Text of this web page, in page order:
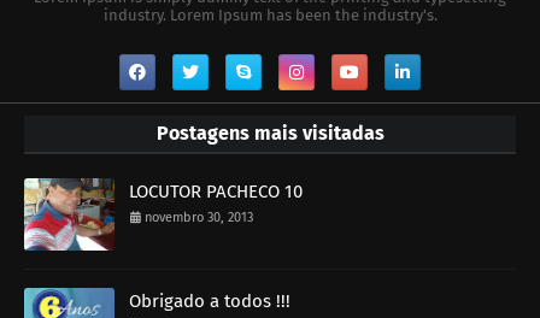
industry. Lorem Ipsum has been the industry's.
Postagens mais visitadas
LOCUTOR PACHECO 10
novembro 30, 2013
Obrigado a todos !!!